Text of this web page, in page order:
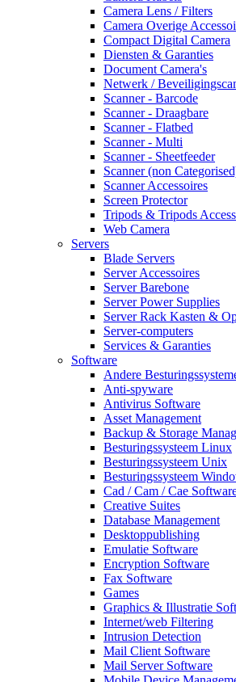
Camera Lens / Filters
Camera Overige
Compact Digital Camera
Diensten & Garanties
Document Camera's
Netwerk /
Scanner - Barcode
Scanner - Draagbare
Scanner - Flatbed
Scanner - Multi
Scanner - Sheetfeeder
Scanner (non
Scanner Accessoires
Screen Protector
Tripods & Tripods
Web Camera
Servers
Blade Servers
Server Accessoires
Server Barebone
Server Power Supplies
Server Rack Kasten &
Server-computers
Services & Garanties
Software
Andere
Anti-spyware
Antivirus Software
Asset Management
Backup & Storage
Besturingssysteem Linux
Besturingssysteem Unix
Besturingssysteem
Cad / Cam / Cae
Creative Suites
Database Management
Desktoppublishing
Emulatie Software
Encryption Software
Fax Software
Games
Graphics & Illustratie
Internet/web Filtering
Intrusion Detection
Mail Client Software
Mail Server Software